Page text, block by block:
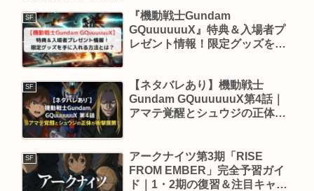
SF
『機動戦士Gundam
GQuuuuuuX』特典＆入場者プ
レゼント情報！限定グッズを手
SF
【ネタバレあり】機動戦士
Gundam GQuuuuuuX第4話｜
アマテ覚醒とシュウジの正体が
SF
アークナイツ第3期「RISE
FROM EMBER」完全予習ガイ
ド｜1・2期の復習＆注目キャラ